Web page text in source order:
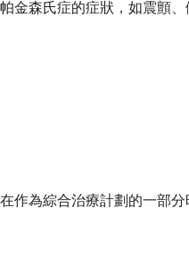
森氏症的症狀，如震顫
為綜合治療計劃的一部